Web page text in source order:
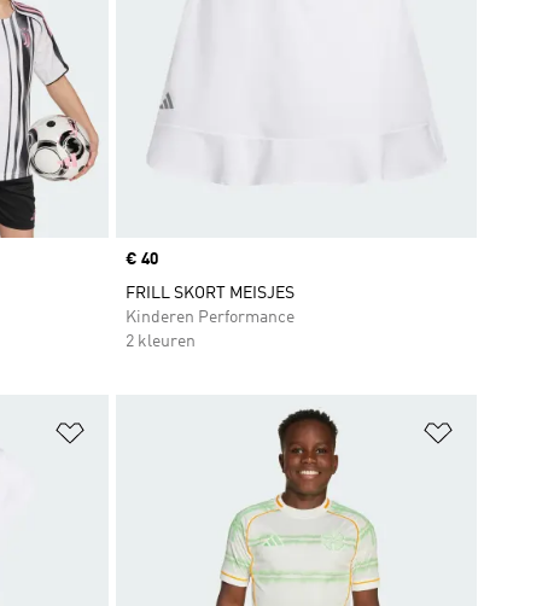
Price
€ 40
FRILL SKORT MEISJES
Kinderen Performance
2 kleuren